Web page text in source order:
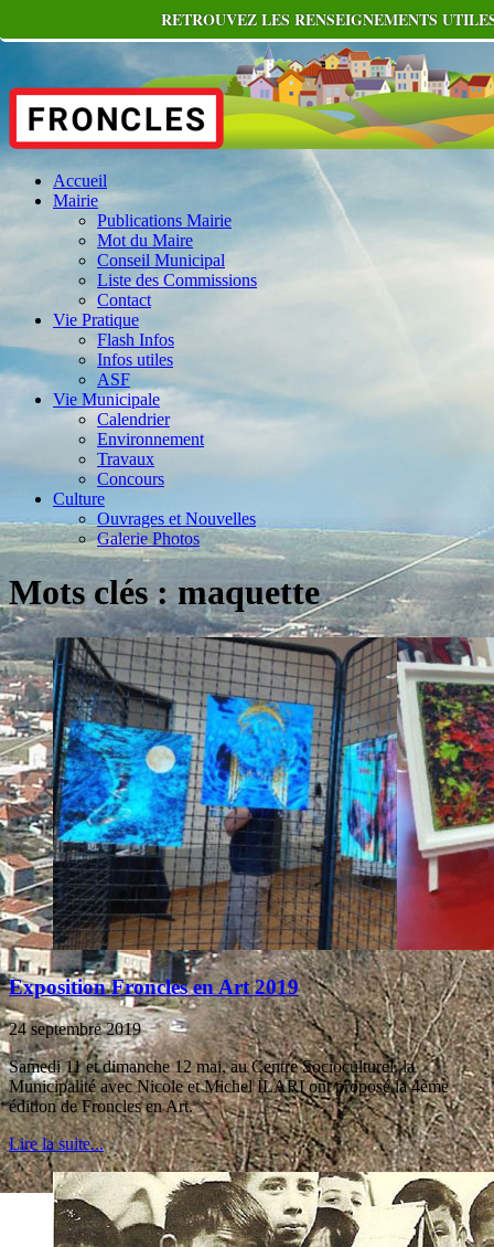
Accueil
Mairie
Publications Mairie
Mot du Maire
Conseil Municipal
Liste des Commissions
Contact
Vie Pratique
Flash Infos
Infos utiles
ASF
Vie Municipale
Calendrier
Environnement
Travaux
Concours
Culture
Ouvrages et Nouvelles
Galerie Photos
Mots clés : maquette
Exposition Froncles en Art 2019
24 septembre 2019
Samedi 11 et dimanche 12 mai, au Centre Socioculturel, la
Municipalité avec Nicole et Michel ILARI ont proposé la 4ème
édition de Froncles en Art.
Lire la suite...
RETROUVEZ LES RENSEIGNEMENTS